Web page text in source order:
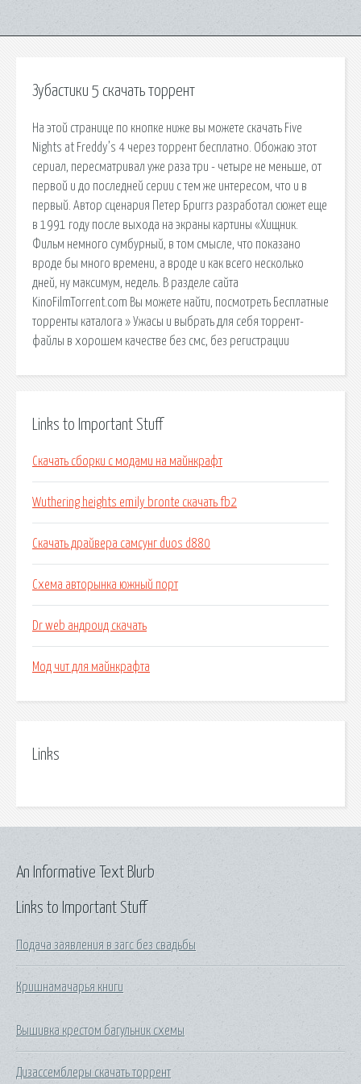
Зубастики 5 скачать торрент
На этой странице по кнопке ниже вы можете скачать Five
Nights at Freddy’s 4 через торрент бесплатно. Обожаю этот
сериал, пересматривал уже раза три - четыре не меньше, от
первой и до последней серии с тем же интересом, что и в
первый. Автор сценария Петер Бриггз разработал сюжет еще
в 1991 году после выхода на экраны картины «Хищник.
Фильм немного сумбурный, в том смысле, что показано
вроде бы много времени, а вроде и как всего несколько
дней, ну максимум, недель. В разделе сайта
KinoFilmTorrent.com Вы можете найти, посмотреть Бесплатные
торренты каталога » Ужасы и выбрать для себя торрент-
файлы в хорошем качестве без смс, без регистрации
Links to Important Stuff
Скачать сборки с модами на майнкрафт
Wuthering heights emily bronte скачать fb2
Скачать драйвера самсунг duos d880
Схема авторынка южный порт
Dr web андроид скачать
Мод чит для майнкрафта
Links
Links to Important Stuff
Подача заявления в загс без свадьбы
Кришнамачарья книги
Вышивка крестом багульник схемы
Дизассемблеры скачать торрент
An Informative Text Blurb